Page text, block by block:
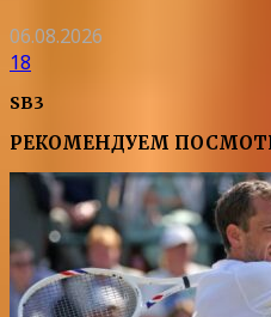
06.08.2026
18
SB3
РЕКОМЕНДУЕМ